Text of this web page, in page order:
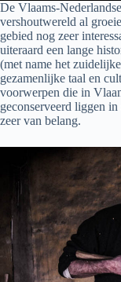
De Vlaams-
vershoutwereld al
gebied nog zeer
uiteraard een lange
(met name het
gezamenlijke taal en
voorwerpen die in
geconserveerd liggen
zeer van belang.